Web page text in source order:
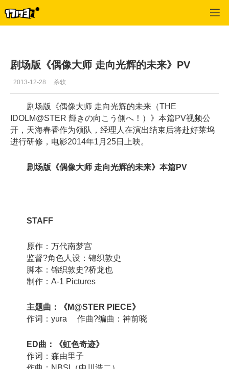
剧场版《偶像大师 走向光辉的未来》PV
2013-12-28 杀软
剧场版《偶像大师 走向光辉的未来（THE
IDOLM@STER 輝きの向こう側へ！）》本篇PV视频公
开，天海春香作为领队，经理人在演出结束后将赴好莱坞
进行研修，电影2014年1月25日上映。
剧场版《偶像大师 走向光辉的未来》本篇PV
STAFF
原作：万代南梦宫
监督?角色人设：锦织敦史
脚本：锦织敦史?桥龙也
制作：A-1 Pictures
主题曲：《M@STER PIECE》
作词：yura 作曲?编曲：神前晓
ED曲：《虹色奇迹》
作词：森由里子